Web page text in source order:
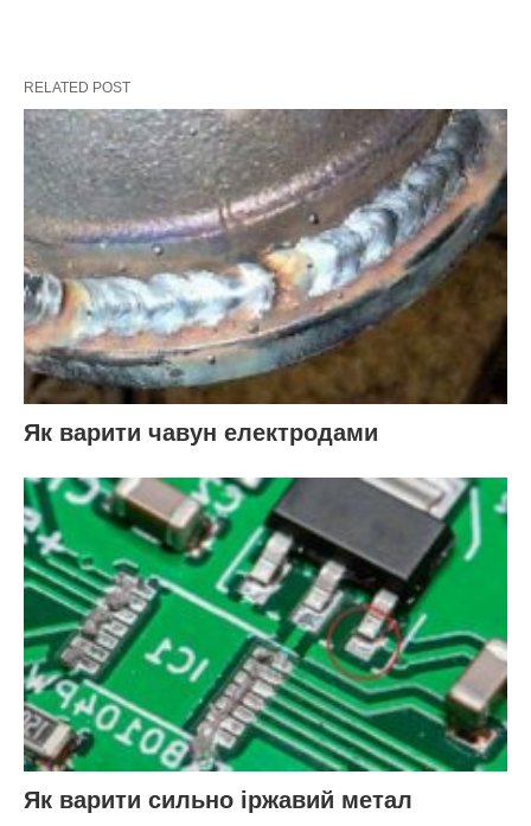
RELATED POST
Як варити чавун електродами
Як варити сильно іржавий метал